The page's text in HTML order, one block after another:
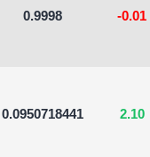
0.9998 -0.01
0.0950718441 2.10